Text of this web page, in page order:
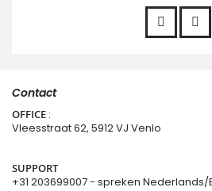
Contact
OFFICE :
Vleesstraat 62, 5912 VJ Venlo
SUPPORT
+31 203699007- spreken Nederlands/